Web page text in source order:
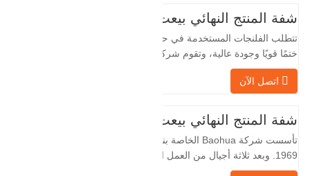
شفة المنتج النهائي بيعت
تتطلب الفلنجات المستخدمة في حقول النفط
الخاصة بنا بمعالجة الفلنجات في حقول النفط
لسنوات عديدة وتقوم بتصديرها بشكل غير
لأن الصناعة المحلية ليست مثالية، فإننا نريد
الاستيراد والتصدير مباشرة مع العملاء
الأجانب،…
اتصل الآن
شفة المنتج النهائي بيعت
تأسست شركة Baohua الخاصة بنا في عام
1969. وبعد ثلاثة أجيال من العمل الشاق،